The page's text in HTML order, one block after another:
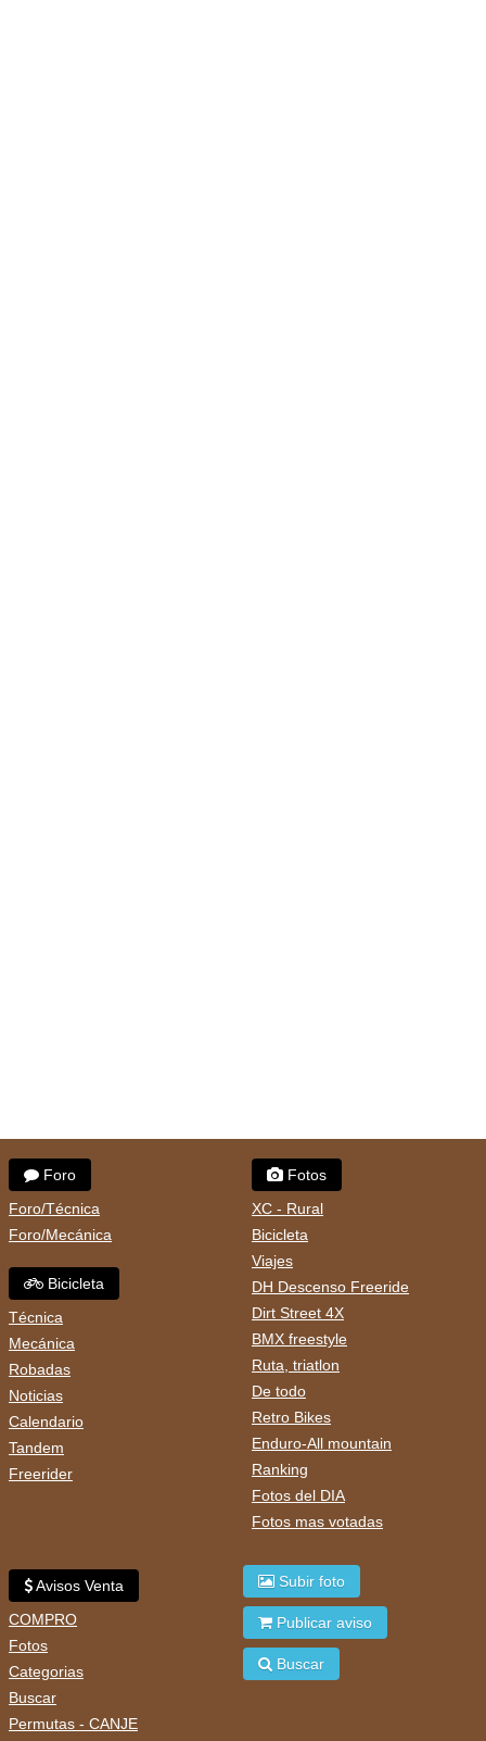
Foro
Foro/Técnica
Foro/Mecánica
Bicicleta
Técnica
Mecánica
Robadas
Noticias
Calendario
Tandem
Freerider
Fotos
XC - Rural
Bicicleta
Viajes
DH Descenso Freeride
Dirt Street 4X
BMX freestyle
Ruta, triatlon
De todo
Retro Bikes
Enduro-All mountain
Ranking
Fotos del DIA
Fotos mas votadas
Avisos Venta
COMPRO
Fotos
Categorias
Buscar
Permutas - CANJE
Subir foto
Publicar aviso
Buscar